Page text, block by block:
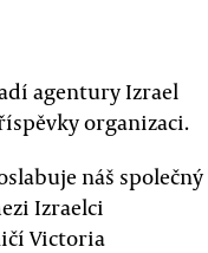
agentury Izrael
organizaci.
náš společný
Izraelci
Victoria